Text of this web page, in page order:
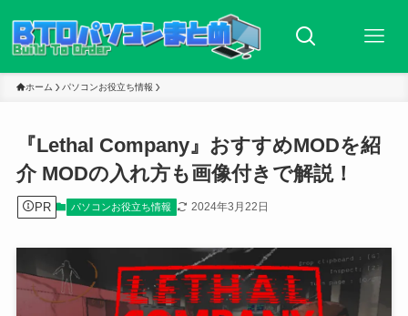
ホーム パソコンお役立ち情報
『Lethal Company』おすすめMODを紹
介 MODの入れ方も画像付きで解説！
PR パソコンお役立ち情報 2024年3月22日